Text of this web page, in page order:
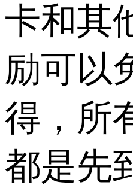
卡和其
励可以
得，所
都是先